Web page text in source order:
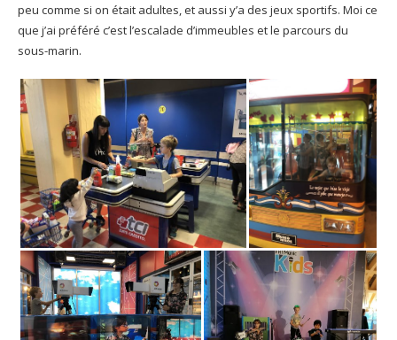
peu comme si on était adultes, et aussi y’a des jeux sportifs. Moi ce
que j’ai préféré c’est l’escalade d’immeubles et le parcours du
sous-marin.